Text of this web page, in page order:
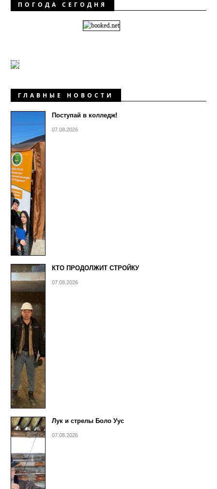
ПОГОДА СЕГОДНЯ
ГЛАВНЫЕ НОВОСТИ
Поступай в колледж!
07.08.2026
КТО ПРОДОЛЖИТ СТРОЙКУ
07.08.2026
Лук и стрелы Боло Уус
07.08.2026